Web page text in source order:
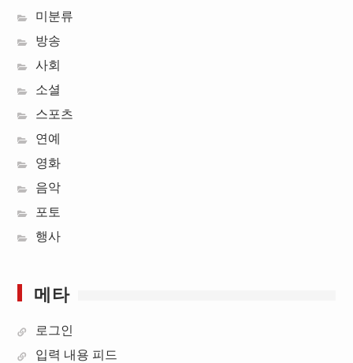
미분류
방송
사회
소셜
스포츠
연예
영화
음악
포토
행사
메타
로그인
입력 내용 피드